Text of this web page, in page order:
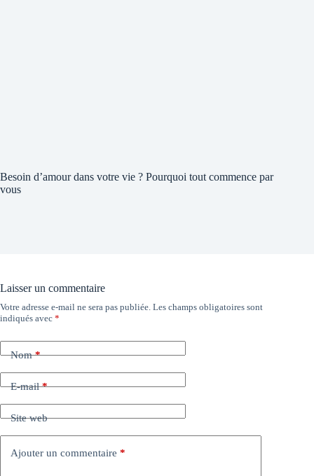
Besoin d’amour dans votre vie ? Pourquoi tout commence par
vous
Laisser un commentaire
Votre adresse e-mail ne sera pas publiée. Les champs obligatoires sont
indiqués avec *
Nom*
E-mail*
Site web
Ajouter un commentaire *